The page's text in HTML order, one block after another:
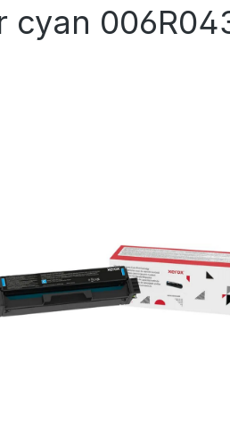
cyan